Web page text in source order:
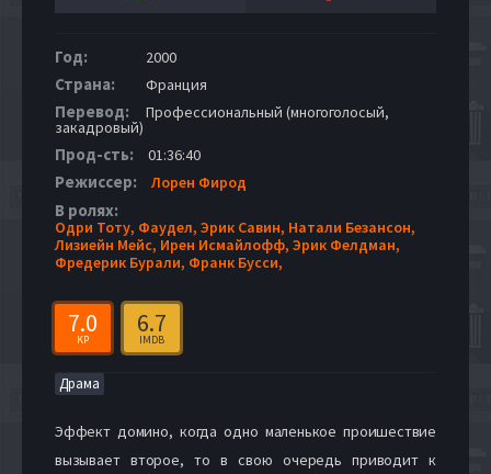
Год: 2000
Страна: Франция
Перевод: Профессиональный (многоголосый,
закадровый)
Прод-сть: 01:36:40
Режиссер: Лорен Фирод
В ролях:
Одри Тоту, Фаудел, Эрик Савин, Натали Безансон,
Лизиейн Мейс, Ирен Исмайлофф, Эрик Фелдман,
Фредерик Бурали, Франк Бусси,
7.0
KP
6.7
IMDB
Драма
Эффект домино, когда одно маленькое проишествие
вызывает второе, то в свою очередь приводит к